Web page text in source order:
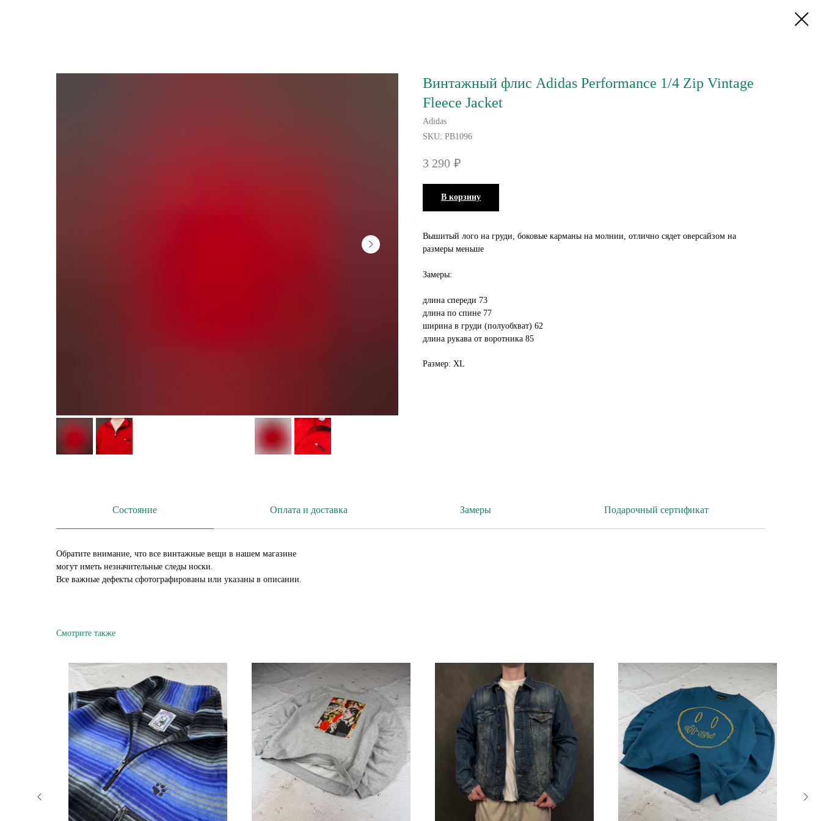
Винтажный флис Adidas Performance 1/4 Zip Vintage
Fleece Jacket
Adidas
SKU: PB1096
3 290 ₽
В корзину
Вышитый лого на груди, боковые карманы на молнии, отлично сядет оверсайзом на
размеры меньше
Замеры:
длина спереди 73
длина по спине 77
ширина в груди (полуобхват) 62
длина рукава от воротника 85
Размер: XL
Состояние Оплата и доставка Замеры Подарочный сертификат
Обратите внимание, что все винтажные вещи в нашем магазине
могут иметь незначительные следы носки.
Все важные дефекты сфотографированы или указаны в описании.
Смотрите также